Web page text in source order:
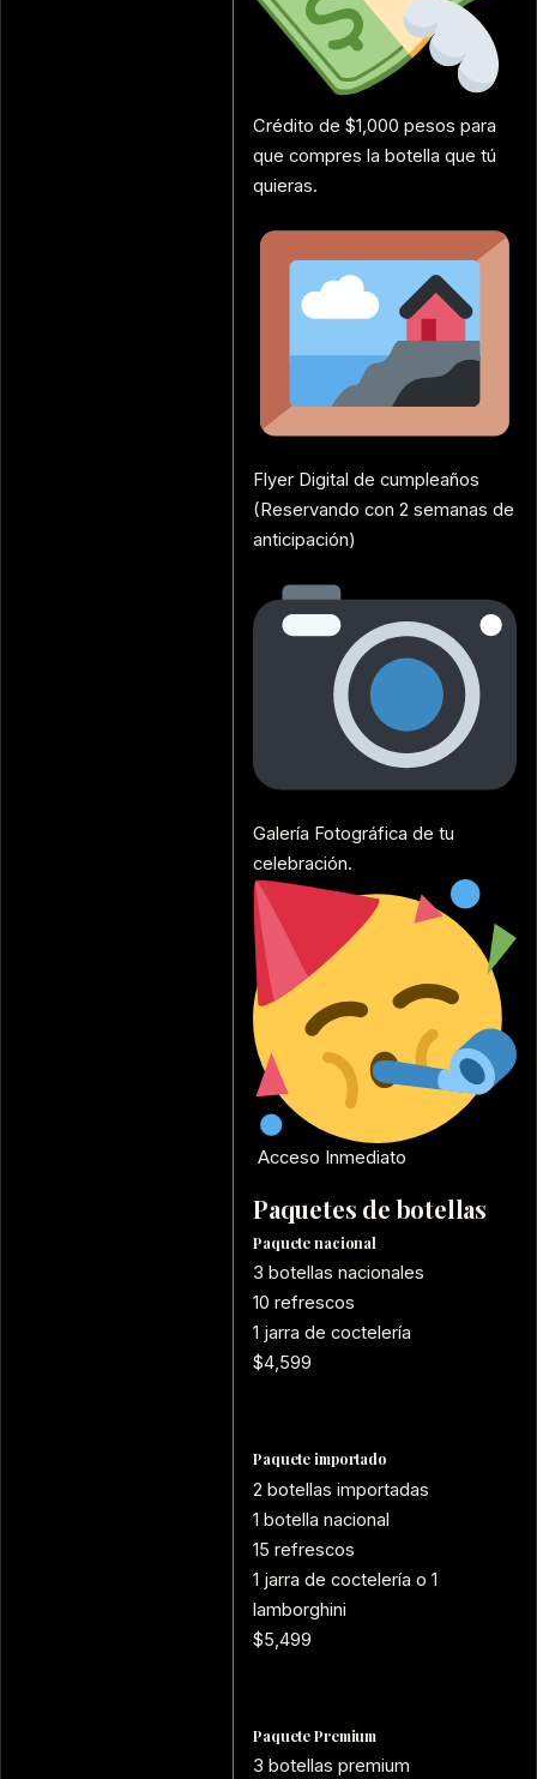
Crédito de $1,000 pesos para
que compres la botella que tú
quieras.
Flyer Digital de cumpleaños
(Reservando con 2 semanas de
anticipación)
Galería Fotográfica de tu
celebración.
Acceso Inmediato
Paquetes de botellas
Paquete nacional
3 botellas nacionales
10 refrescos
1 jarra de coctelería
$4,599
Paquete importado
2 botellas importadas
1 botella nacional
15 refrescos
1 jarra de coctelería o 1
lamborghini
$5,499
Paquete Premium
3 botellas premium